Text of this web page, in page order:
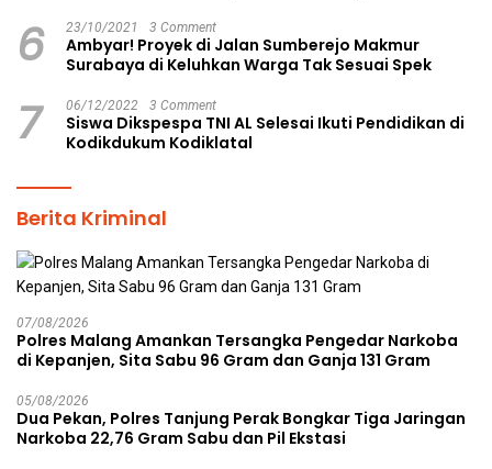
6 23/10/2021 3 Comment
Ambyar! Proyek di Jalan Sumberejo Makmur
Surabaya di Keluhkan Warga Tak Sesuai Spek
7 06/12/2022 3 Comment
Siswa Dikspespa TNI AL Selesai Ikuti Pendidikan di
Kodikdukum Kodiklatal
Berita Kriminal
07/08/2026
Polres Malang Amankan Tersangka Pengedar Narkoba
di Kepanjen, Sita Sabu 96 Gram dan Ganja 131 Gram
05/08/2026
Dua Pekan, Polres Tanjung Perak Bongkar Tiga Jaringan
Narkoba 22,76 Gram Sabu dan Pil Ekstasi